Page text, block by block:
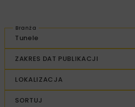
Tunele
Branża
ZAKRES DAT PUBLIKACJI
LOKALIZACJA
SORTUJ